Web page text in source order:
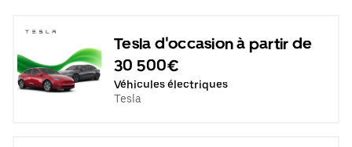
Tesla d'occasion à partir de
30 500€
Véhicules électriques
Tesla